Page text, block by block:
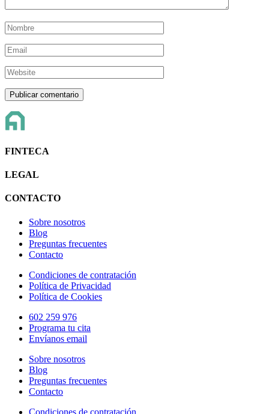
FINTECA
LEGAL
CONTACTO
Sobre nosotros
Blog
Preguntas frecuentes
Contacto
Condiciones de contratación
Política de Privacidad
Política de Cookies
602 259 976
Programa tu cita
Envíanos email
Sobre nosotros
Blog
Preguntas frecuentes
Contacto
Condiciones de contratación